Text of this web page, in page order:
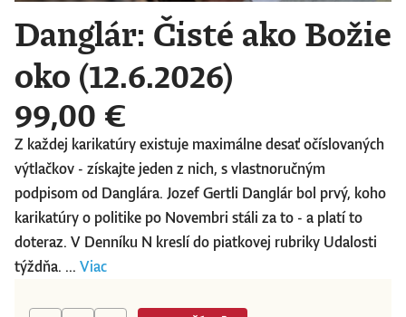
Danglár: Čisté ako Božie
oko (12.6.2026)
99,00 €
Z každej karikatúry existuje maximálne desať očíslovaných
výtlačkov - získajte jeden z nich, s vlastnoručným
podpisom od Danglára. Jozef Gertli Danglár bol prvý, koho
karikatúry o politike po Novembri stáli za to - a platí to
doteraz. V Denníku N kreslí do piatkovej rubriky Udalosti
týždňa. ... Viac